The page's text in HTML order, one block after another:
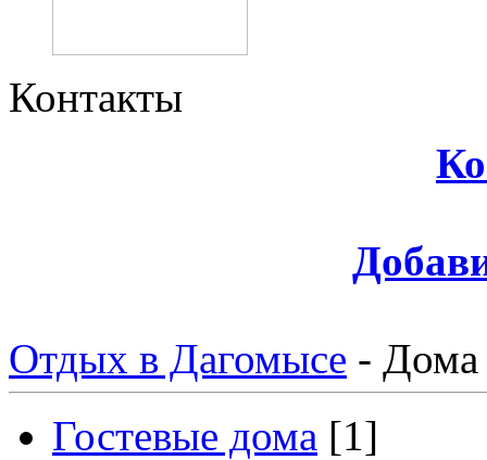
Контакты
Отдых в Дагомысе - Дома
Гостевые дома [1]